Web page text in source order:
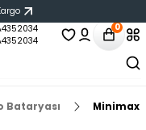
0
Bataryası Minimax